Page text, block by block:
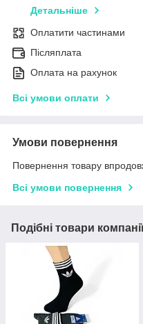
Детальніше
Оплатити частинами
Післяплата
Оплата на рахунок
Всі умови оплати
Умови повернення
Повернення товару
Всі умови повернення
Подібні товари